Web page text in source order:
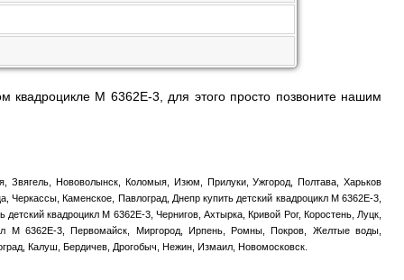
квадроцикле M 6362E-3, для этого просто позвоните нашим
Звягель, Нововолынск, Коломыя, Изюм, Прилуки, Ужгород, Полтава, Харьков
Каменское, Павлоград, Днепр купить детский квадроцикл M 6362E-3,
квадроцикл M 6362E-3, Чернигов, Ахтырка, Кривой Рог, Коростень, Луцк,
M 6362E-3, Первомайск, Миргород, Ирпень, Ромны, Покров, Желтые воды,
Калуш, Бердичев, Дрогобыч, Нежин, Измаил, Новомосковск.